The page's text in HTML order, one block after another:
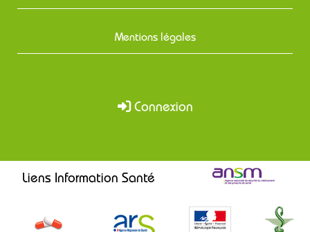
Mentions légales
Connexion
Liens Information Santé